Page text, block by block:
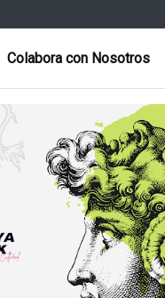
Colabora con Nosotros